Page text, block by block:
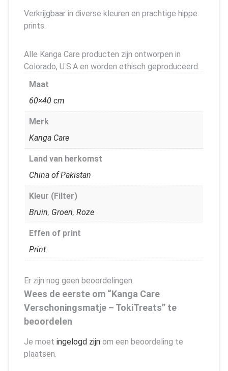
Verkrijgbaar in diverse kleuren en prachtige hippe
prints.
Alle Kanga Care producten zijn ontworpen in
Colorado, U.S.A en worden ethisch geproduceerd.
Maat
60×40 cm
Merk
Kanga Care
Land van herkomst
China of Pakistan
Kleur (Filter)
Bruin, Groen, Roze
Effen of print
Print
Er zijn nog geen beoordelingen.
Wees de eerste om “Kanga Care
Verschoningsmatje – TokiTreats” te
beoordelen
Je moet ingelogd zijn om een beoordeling te
plaatsen.